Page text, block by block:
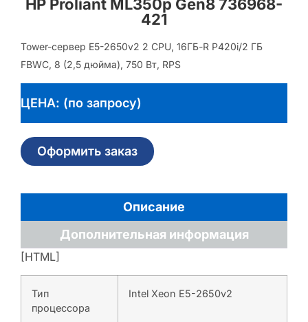
HP Proliant ML350p Gen8 736968-
421
Tower-сервер E5-2650v2 2 CPU, 16ГБ-R P420i/2 ГБ
FBWC, 8 (2,5 дюйма), 750 Вт, RPS
ЦЕНА: (по запросу)
Оформить заказ
Описание
Дополнительная информация
[HTML]
Тип
процессора
Intel Xeon E5-2650v2